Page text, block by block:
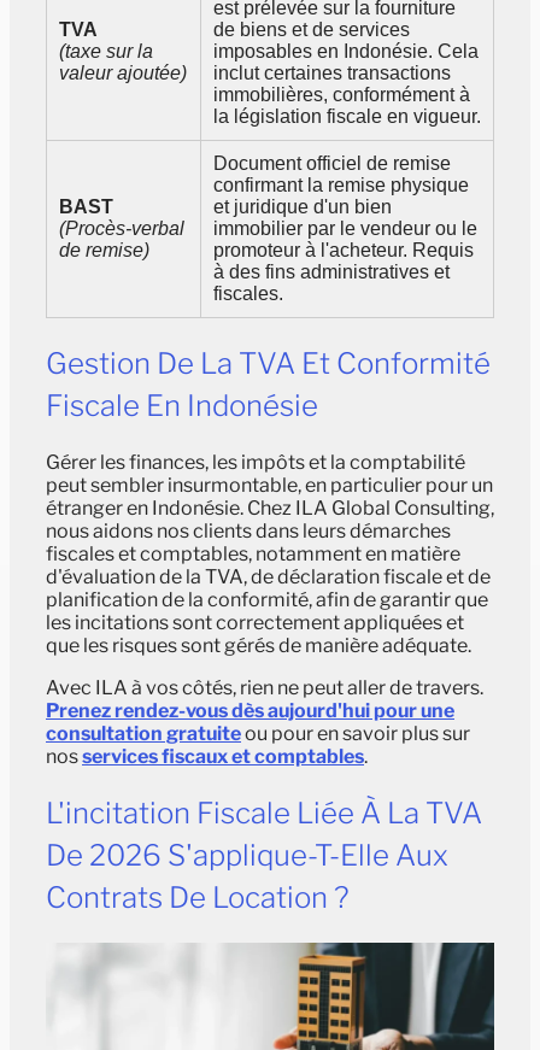
TVA
(taxe sur la
valeur ajoutée)
est prélevée sur la fourniture
de biens et de services
imposables en Indonésie. Cela
inclut certaines transactions
immobilières, conformément à
la législation fiscale en vigueur.
BAST
(Procès-verbal
de remise)
Document officiel de remise
confirmant la remise physique
et juridique d'un bien
immobilier par le vendeur ou le
promoteur à l'acheteur. Requis
à des fins administratives et
fiscales.
Gestion De La TVA Et Conformité
Fiscale En Indonésie
Gérer les finances, les impôts et la comptabilité
peut sembler insurmontable, en particulier pour un
étranger en Indonésie. Chez ILA Global Consulting,
nous aidons nos clients dans leurs démarches
fiscales et comptables, notamment en matière
d'évaluation de la TVA, de déclaration fiscale et de
planification de la conformité, afin de garantir que
les incitations sont correctement appliquées et
que les risques sont gérés de manière adéquate.
Avec ILA à vos côtés, rien ne peut aller de travers.
Prenez rendez-vous dès aujourd'hui pour une
consultation gratuiteou pour en savoir plus sur
nosservices fiscaux et comptables.
L'incitation Fiscale Liée À La TVA
De 2026 S'applique-T-Elle Aux
Contrats De Location ?